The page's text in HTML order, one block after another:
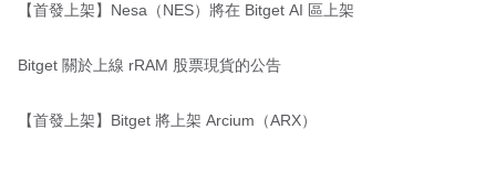
【首發上架】Nesa（NES）將在 Bitget AI 區上架
Bitget 關於上線 rRAM 股票現貨的公告
【首發上架】Bitget 將上架 Arcium（ARX）